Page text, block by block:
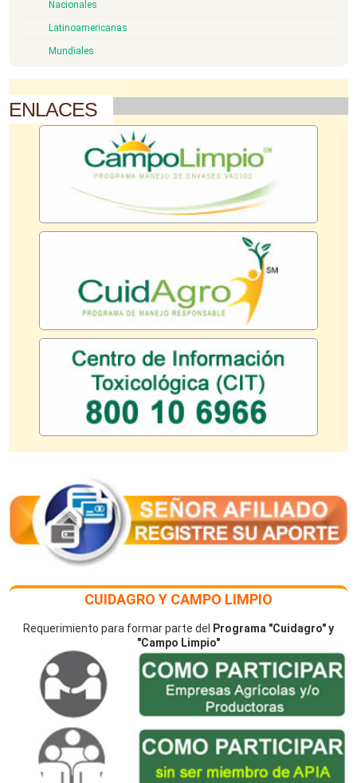
Nacionales
Latinoamericanas
Mundiales
ENLACES
CUIDAGRO Y CAMPO LIMPIO
Requerimiento para formar parte del
Programa "Cuidagro" y
"Campo Limpio"